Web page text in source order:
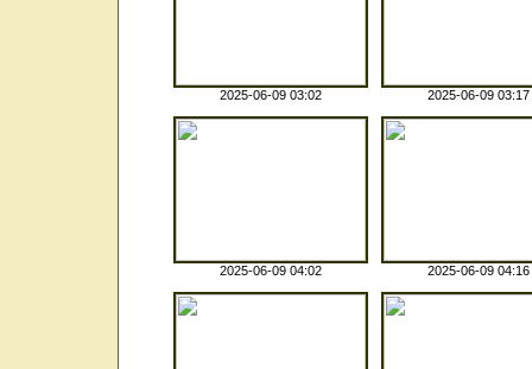
2025-06-09 03:02 2025-06-09 03:17
2025-06-09 04:02 2025-06-09 04:16